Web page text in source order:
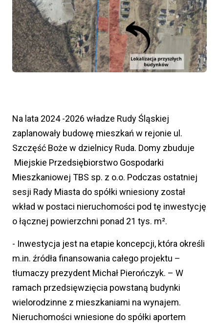
Na lata 2024 -2026 władze Rudy Śląskiej
zaplanowały budowę mieszkań w rejonie ul.
Szczęść Boże w dzielnicy Ruda. Domy zbuduje
Miejskie Przedsiębiorstwo Gospodarki
Mieszkaniowej TBS sp. z o.o. Podczas ostatniej
sesji Rady Miasta do spółki wniesiony został
wkład w postaci nieruchomości pod tę inwestycję
o łącznej powierzchni ponad 21 tys. m².
- Inwestycja jest na etapie koncepcji, która określi
m.in. źródła finansowania całego projektu –
tłumaczy prezydent Michał Pierończyk. – W
ramach przedsięwzięcia powstaną budynki
wielorodzinne z mieszkaniami na wynajem.
Nieruchomości wniesione do spółki aportem